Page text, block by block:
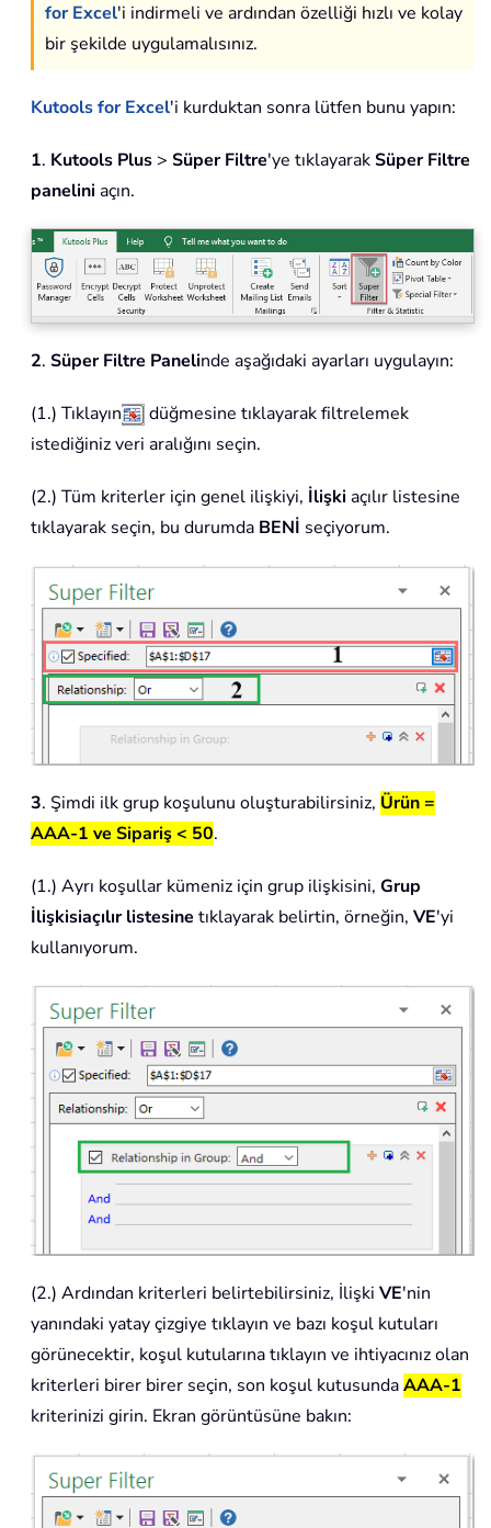
for Excel'i indirmeli ve ardından özelliği hızlı ve kolay
bir şekilde uygulamalısınız.
Kutools for Excel'i kurduktan sonra lütfen bunu yapın:
1. Kutools Plus > Süper Filtre'ye tıklayarakSüper Filtre
panelini açın.
2. Süper Filtre Panelinde aşağıdaki ayarları uygulayın:
(1.) Tıklayın
düğmesine tıklayarak filtrelemek
istediğiniz veri aralığını seçin.
(2.) Tüm kriterler için genel ilişkiyi, İlişki açılır listesine
tıklayarak seçin, bu durumda BENİ seçiyorum.
3. Şimdi ilk grup koşulunu oluşturabilirsiniz, Ürün =
AAA-1 ve Sipariş < 50.
(1.) Ayrı koşullar kümeniz için grup ilişkisini, Grup
İlişkisiaçılır listesine tıklayarak belirtin, örneğin, VE'yi
kullanıyorum.
(2.) Ardından kriterleri belirtebilirsiniz, İlişki VE'nin
yanındaki yatay çizgiye tıklayın ve bazı koşul kutuları
görünecektir, koşul kutularına tıklayın ve ihtiyacınız olan
kriterleri birer birer seçin, son koşul kutusundaAAA-1
kriterinizi girin. Ekran görüntüsüne bakın: